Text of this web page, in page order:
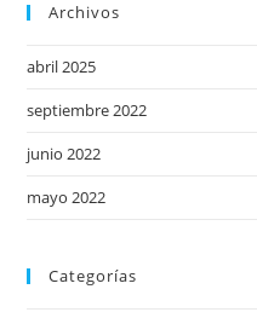
Archivos
abril 2025
septiembre 2022
junio 2022
mayo 2022
Categorías